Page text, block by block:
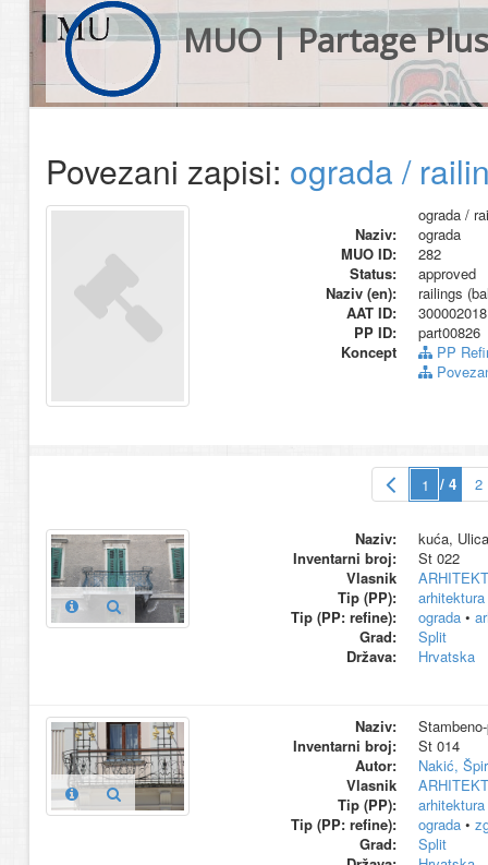
MUO | Partage Plus
Povezani zapisi: ograda /
ograda /
Naziv:
ograda
MUO ID:
282
Status:
approved
Naziv (en):
railings
AAT ID:
300002018
PP ID:
part00826
Koncept
PP
/ 4 2
Naziv:
kuća,
Inventarni broj:
St 022
Vlasnik
Tip (PP):
arhitektura
Tip (PP: refine):
ograda•
Grad:
Split
Država:
Hrvatska
Naziv:
Inventarni broj:
St 014
Autor:
Nakić,
Vlasnik
Tip (PP):
arhitektura
Tip (PP: refine):
ograda•
Grad:
Split